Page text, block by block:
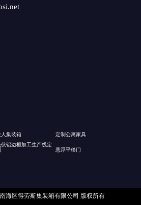
人集装箱 定制公寓家具
伏铝边框加工生产线定
悬浮平移门
海区得劳斯集装箱有限公司 版权所有